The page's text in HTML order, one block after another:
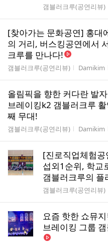
게시판명
갬블러크루(공연리뷰)
[찾아가는 문화공연] 홍대
의 거리, 버스킹공연에서
크루를 만나다!
게시판명
갬블러크루(공연리뷰) 작성자
Damikim
올림픽을 향한 커다란 발
브레이킹k2 갬블러크루
째 무대!
게시판명
갬블러크루(공연리뷰) 작성자
Damikim
[진로직업체험
섭외1순위, 학교
갬블러크루의 플
게시판명
갬블러크루(공연리뷰)
요즘 핫한 쇼뮤
브레이킹 그룹